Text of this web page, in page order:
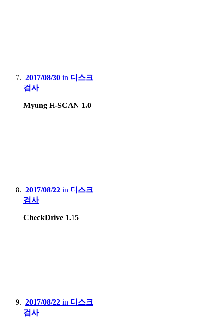
2017/08/30 in 디스크
검사
Myung H-SCAN 1.0
2017/08/22 in 디스크
검사
CheckDrive 1.15
2017/08/22 in 디스크
검사